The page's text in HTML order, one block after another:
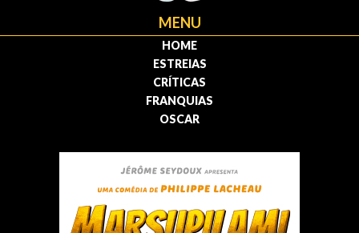
MENU
HOME
ESTREIAS
CRÍTICAS
FRANQUIAS
OSCAR